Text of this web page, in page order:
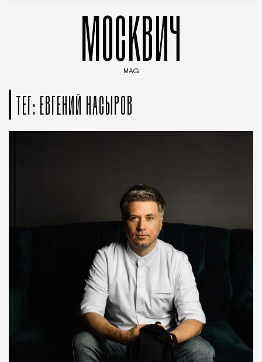
МОСКВИЧ
MAG
ТЕГ: ЕВГЕНИЙ НАСЫРОВ